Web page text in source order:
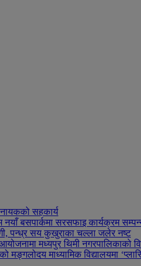
सहकार्य
नयाँ बसपार्कमा सरसफाइ कार्यक्रम
पन्ध्र सय कुखुराका चल्ला जलेर नष्ट
मध्यपुर थिमी नगरपालिकाको
मङ्गलोदय माध्यामिक विद्यालयमा